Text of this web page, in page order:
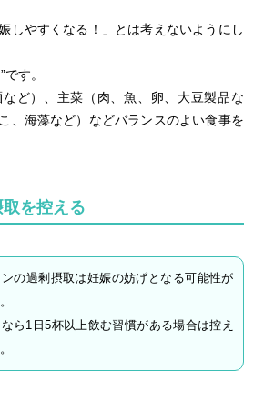
しやすくなる！」とは考えないようにし
す。
ど）、主菜（肉、魚、卵、大豆製品な
、海藻など）などバランスのよい食事を
を控える
の過剰摂取は妊娠の妨げとなる可能性が
ら1日5杯以上飲む習慣がある場合は控え